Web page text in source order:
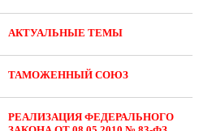
АКТУАЛЬНЫЕ ТЕМЫ
ТАМОЖЕННЫЙ СОЮЗ
РЕАЛИЗАЦИЯ ФЕДЕРАЛЬНОГО